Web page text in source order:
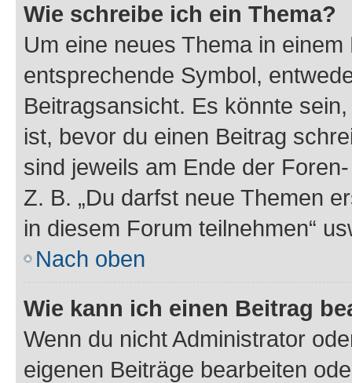
Wie schreibe ich ein Thema?
Um eine neues Thema in
entsprechende Symbol,
Beitragsansicht. Es könnte
ist, bevor du einen Beitrag
sind jeweils am Ende der
Z. B. „Du darfst neue Themen
in diesem Forum teilnehmen“
Nach oben
Wie kann ich einen Beitrag
Wenn du nicht Administrator
eigenen Beiträge bearbeiten